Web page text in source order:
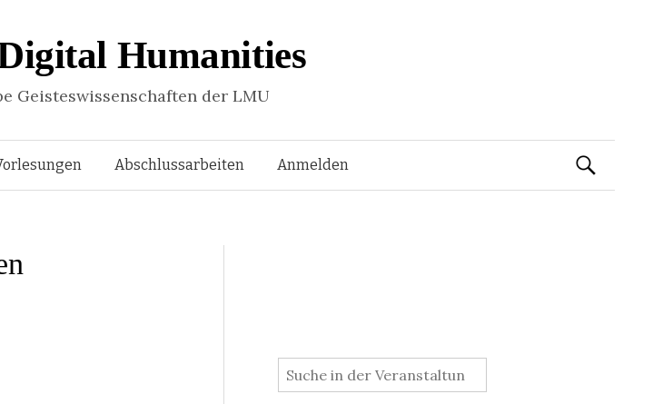
Humanities
Geisteswissenschaften der LMU
Springe Abschlussarbeiten Anmelden Suchen
: